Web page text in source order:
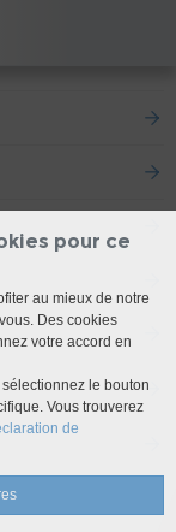
pour ce
au mieux de notre
Des cookies
votre accord en
le bouton
Vous trouverez
de